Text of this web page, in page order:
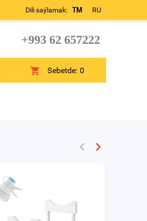
Dili saýlamak: TM RU
+993 62 657222
Sebetde:0